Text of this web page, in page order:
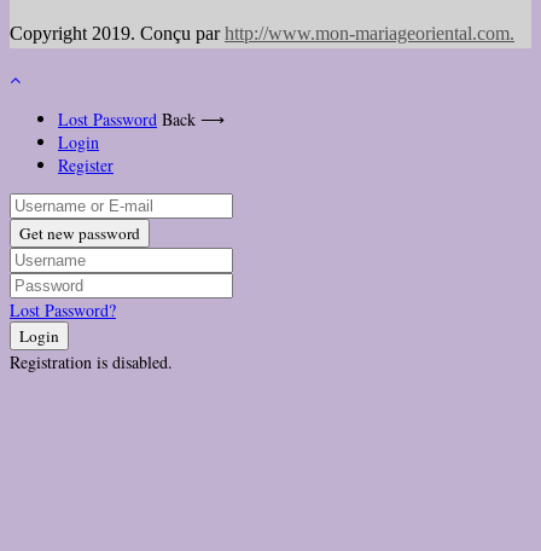
Copyright 2019. Conçu parhttp://www.mon-mariageoriental.com.
Lost Password Back ⟶
Login
Register
Get new password
Lost Password?
Login
Registration is disabled.